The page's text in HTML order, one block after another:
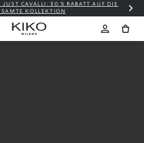
JUST CAVALLI: 30 % RABATT AUF DIE
KOLLEKTION